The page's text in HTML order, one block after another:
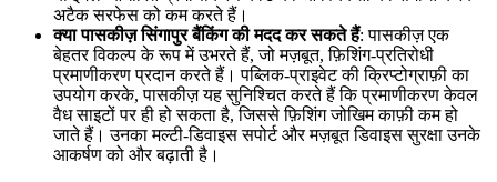
अटैक सरफेस को कम करते हैं।
क्या पासकीज़ सिंगापुर बैंकिंग की मदद कर सकते हैं: पासकीज़ एक
बेहतर विकल्प के रूप में उभरते हैं, जो मज़बूत, फ़िशिंग-प्रतिरोधी
प्रमाणीकरण प्रदान करते हैं। पब्लिक-प्राइवेट की क्रिप्टोग्राफ़ी का
उपयोग करके, पासकीज़ यह सुनिश्चित करते हैं कि प्रमाणीकरण केवल
वैध साइटों पर ही हो सकता है, जिससे फ़िशिंग जोखिम काफ़ी कम हो
जाते हैं। उनका मल्टी-डिवाइस सपोर्ट और मज़बूत डिवाइस सुरक्षा उनके
आकर्षण को और बढ़ाती है।